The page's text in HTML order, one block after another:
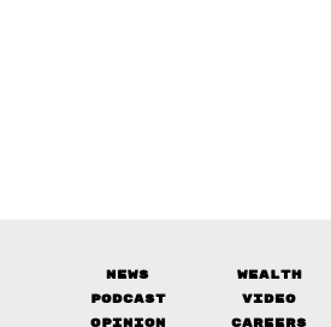
News Wealth
Podcast
Video
Opinion
Careers